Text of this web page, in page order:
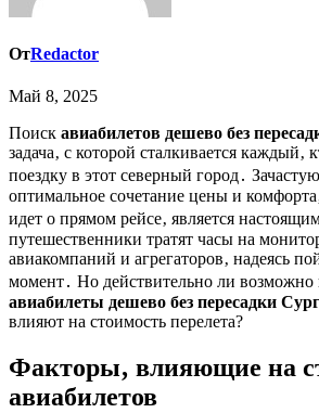
ОтRedactor
Май 8, 2025
Поиск авиабилетов дешево без
задача‚ с которой сталкивается каждый‚
поездку в этот северный город․
оптимальное сочетание цены и
идет о прямом рейсе‚ является
путешественники тратят часы на
авиакомпаний и агрегаторов‚ надеясь
момент․ Но действительно ли возможно
авиабилеты дешево без пересадки
влияют на стоимость перелета?
Факторы‚ влияющие на
авиабилетов